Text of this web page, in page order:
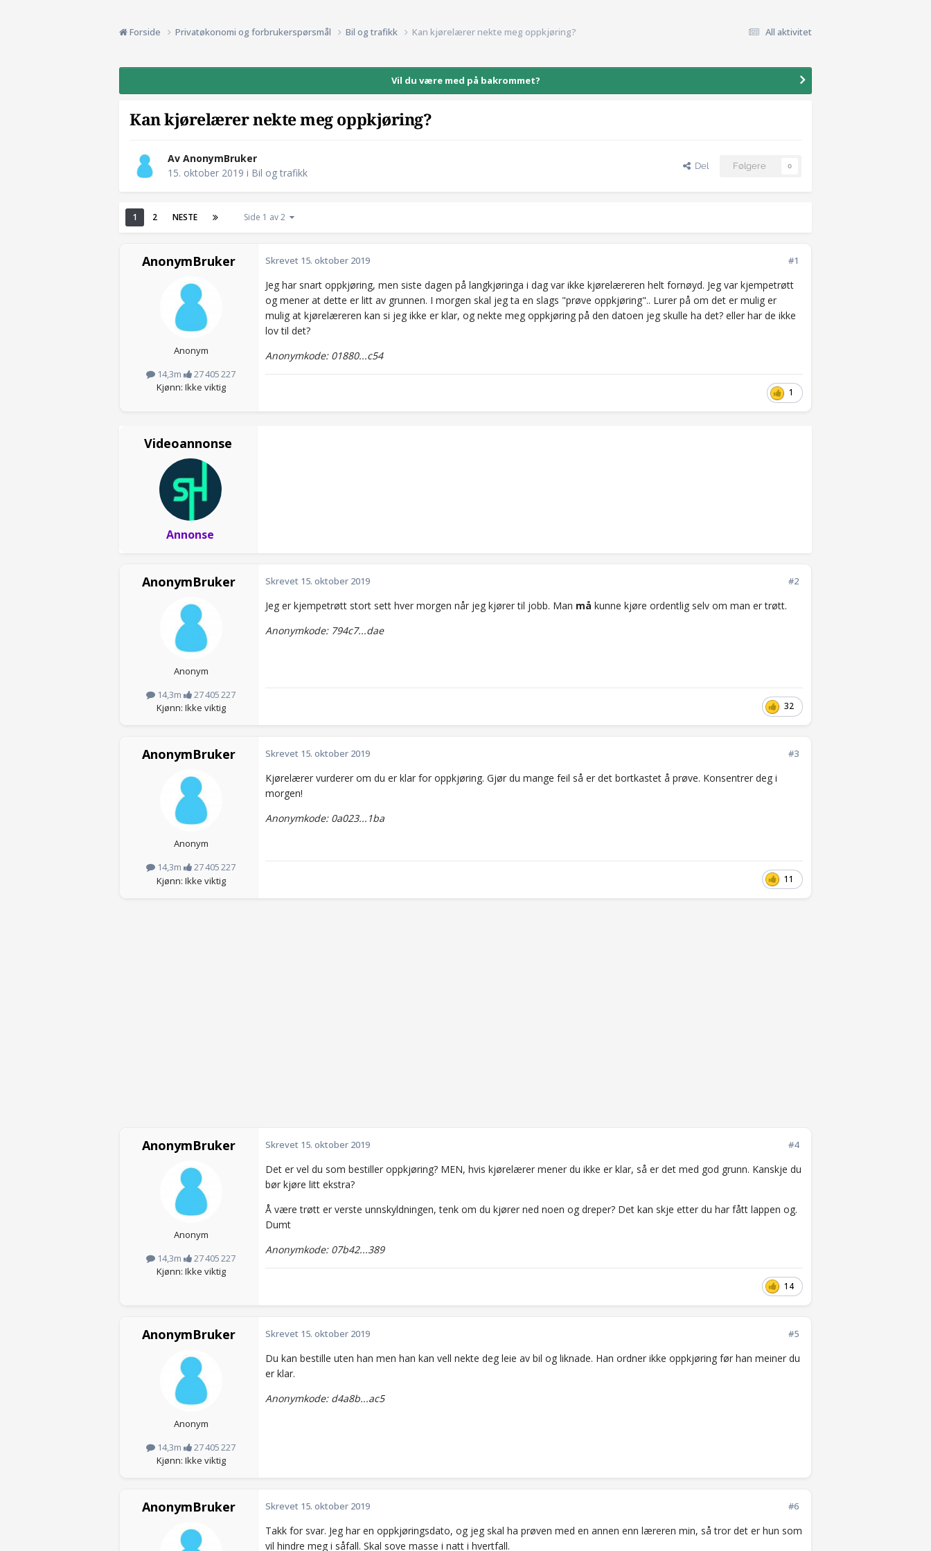
All aktivitet
Forside Privatøkonomi og forbrukerspørsmål Bil og trafikk Kan kjørelærer nekte meg oppkjøring?
Vil du være med på bakrommet?
Kan kjørelærer nekte meg oppkjøring?
Av AnonymBruker
15. oktober 2019 i Bil og trafikk
Del Følgere 0
1 2 NESTE Side 1 av 2
AnonymBruker
Anonym
14,3m
27 405 227
Kjønn: Ikke viktig
#1
Skrevet 15. oktober 2019
Jeg har snart oppkjøring, men siste dagen på langkjøringa i dag var ikke kjørelæreren helt fornøyd. Jeg var kjempetrøtt
og mener at dette er litt av grunnen. I morgen skal jeg ta en slags "prøve oppkjøring".. Lurer på om det er mulig er
mulig at kjørelæreren kan si jeg ikke er klar, og nekte meg oppkjøring på den datoen jeg skulle ha det? eller har de ikke
lov til det?
Anonymkode: 01880...c54
1
Videoannonse
Annonse
AnonymBruker
Anonym
14,3m
27 405 227
Kjønn: Ikke viktig
#2
Skrevet 15. oktober 2019
Jeg er kjempetrøtt stort sett hver morgen når jeg kjører til jobb. Man må kunne kjøre ordentlig selv om man er trøtt.
Anonymkode: 794c7...dae
32
AnonymBruker
Anonym
14,3m
27 405 227
Kjønn: Ikke viktig
#3
Skrevet 15. oktober 2019
Kjørelærer vurderer om du er klar for oppkjøring. Gjør du mange feil så er det bortkastet å prøve. Konsentrer deg i
morgen!
Anonymkode: 0a023...1ba
11
AnonymBruker
Anonym
14,3m
27 405 227
Kjønn: Ikke viktig
#4
Skrevet 15. oktober 2019
Det er vel du som bestiller oppkjøring? MEN, hvis kjørelærer mener du ikke er klar, så er det med god grunn. Kanskje du
bør kjøre litt ekstra?
Å være trøtt er verste unnskyldningen, tenk om du kjører ned noen og dreper? Det kan skje etter du har fått lappen og.
Dumt
Anonymkode: 07b42...389
14
AnonymBruker
Anonym
14,3m
27 405 227
Kjønn: Ikke viktig
#5
Skrevet 15. oktober 2019
Du kan bestille uten han men han kan vell nekte deg leie av bil og liknade. Han ordner ikke oppkjøring før han meiner du
er klar.
Anonymkode: d4a8b...ac5
AnonymBruker #6
Skrevet 15. oktober 2019
Takk for svar. Jeg har en oppkjøringsdato, og jeg skal ha prøven med en annen enn læreren min, så tror det er hun som
vil hindre meg i såfall. Skal sove masse i natt i hvertfall.